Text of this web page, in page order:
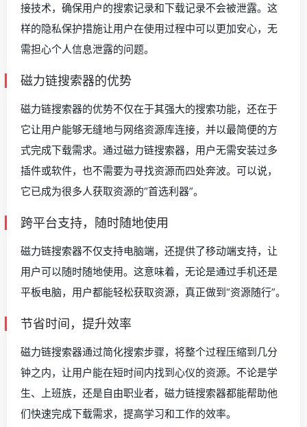
接技术，确保用户的搜索记录和下载记录不会被泄露。这
样的隐私保护措施让用户在使用过程中可以更加安心，无
需担心个人信息泄露的问题。
磁力链搜索器的优势
磁力链搜索器的优势不仅在于其强大的搜索功能，还在于
它让用户能够无缝地与网络资源库连接，并以最简便的方
式完成下载需求。通过磁力链搜索器，用户无需安装过多
插件或软件，也不需要为寻找资源而四处奔波。可以说，
它已成为很多人获取资源的“首选利器”。
跨平台支持，随时随地使用
磁力链搜索器不仅支持电脑端，还提供了移动端支持，让
用户可以随时随地使用。这意味着，无论是通过手机还是
平板电脑，用户都能轻松获取资源，真正做到“资源随行”。
节省时间，提升效率
磁力链搜索器通过简化搜索步骤，将整个过程压缩到几分
钟之内，让用户能在短时间内找到心仪的资源。不论是学
生、上班族，还是自由职业者，磁力链搜索器都能帮助他
们快速完成下载需求，提高学习和工作的效率。